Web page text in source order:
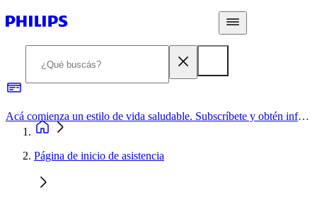
Acá comienza un estilo de vida saludable. Subscríbete y obtén información de primera mano
Página de inicio de asistencia